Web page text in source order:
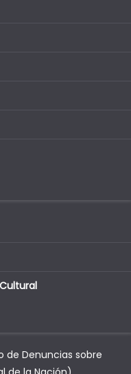
de Denuncias sobre